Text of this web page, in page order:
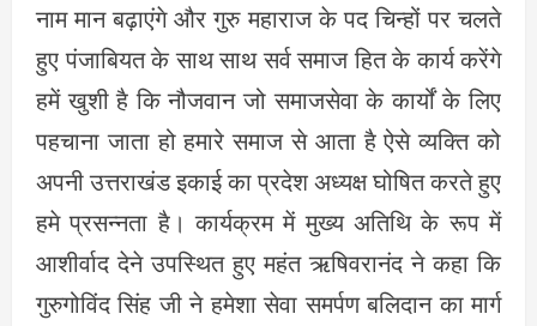
नाम मान बढ़ाएंगे और गुरु महाराज के पद चिन्हों पर चलते
हुए पंजाबियत के साथ साथ सर्व समाज हित के कार्य करेंगे
हमें खुशी है कि नौजवान जो समाजसेवा के कार्यों के लिए
पहचाना जाता हो हमारे समाज से आता है ऐसे व्यक्ति को
अपनी उत्तराखंड इकाई का प्रदेश अध्यक्ष घोषित करते हुए
हमे प्रसन्नता है। कार्यक्रम में मुख्य अतिथि के रूप में
आशीर्वाद देने उपस्थित हुए महंत ऋषिवरानंद ने कहा कि
गुरुगोविंद सिंह जी ने हमेशा सेवा समर्पण बलिदान का मार्ग